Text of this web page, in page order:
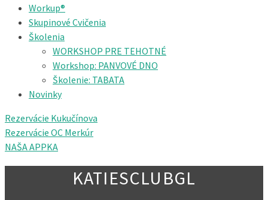
Workup®
Skupinové Cvičenia
Školenia
WORKSHOP PRE TEHOTNÉ
Workshop: PANVOVÉ DNO
Školenie: TABATA
Novinky
Rezervácie Kukučínova
Rezervácie OC Merkúr
NAŠA APPKA
KATIESCLUBGL